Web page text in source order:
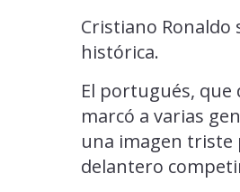
Cristiano Ronaldo
histórica.
El portugués,
marcó a varias
una imagen triste
delantero